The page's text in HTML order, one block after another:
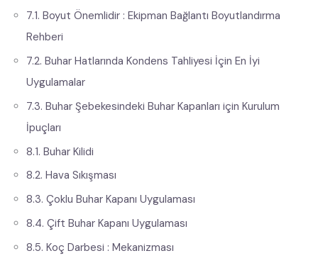
7.1. Boyut Önemlidir : Ekipman Bağlantı Boyutlandırma
Rehberi
7.2. Buhar Hatlarında Kondens Tahliyesi İçin En İyi
Uygulamalar
7.3. Buhar Şebekesindeki Buhar Kapanları için Kurulum
İpuçları
8.1. Buhar Kilidi
8.2. Hava Sıkışması
8.3. Çoklu Buhar Kapanı Uygulaması
8.4. Çift Buhar Kapanı Uygulaması
8.5. Koç Darbesi : Mekanizması